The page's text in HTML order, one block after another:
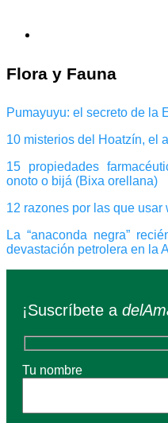
Flora y Fauna
Pumayuyu: el secreto de la
10 misterios del Hoatzín, el
15 propiedades
onoto o bijá (Bixa orellana)
12 razones por las que
La “anaconda negra”
devastación petrolera en la
¡Suscríbete a
Tu nombre